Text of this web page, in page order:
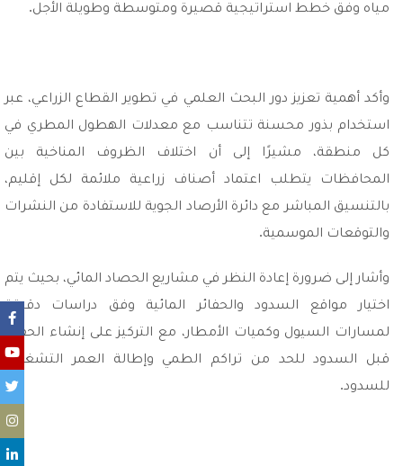
مياه وفق خطط استراتيجية قصيرة ومتوسطة وطويلة الأجل.
وأكد أهمية تعزيز دور البحث العلمي في تطوير القطاع الزراعي، عبر
استخدام بذور محسنة تتناسب مع معدلات الهطول المطري في
كل منطقة، مشيرًا إلى أن اختلاف الظروف المناخية بين
المحافظات يتطلب اعتماد أصناف زراعية ملائمة لكل إقليم،
بالتنسيق المباشر مع دائرة الأرصاد الجوية للاستفادة من النشرات
والتوقعات الموسمية.
وأشار إلى ضرورة إعادة النظر في مشاريع الحصاد المائي، بحيث يتم
اختيار مواقع السدود والحفائر المائية وفق دراسات دقيقة
لمسارات السيول وكميات الأمطار، مع التركيز على إنشاء الحفائر
قبل السدود للحد من تراكم الطمي وإطالة العمر التشغيلي
للسدود.